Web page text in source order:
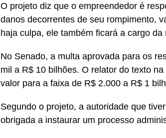
O projeto diz que o empreendedor é
danos decorrentes de seu rompimento,
haja culpa, ele também ficará a cargo
No Senado, a multa aprovada para os
mil a R$ 10 bilhões. O relator do texto
valor para a faixa de R$ 2.000 a R$ 1
Segundo o projeto, a autoridade que
obrigada a instaurar um processo